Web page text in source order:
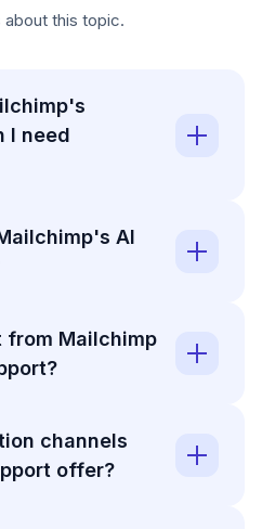
this topic.
I need
AI
from Mailchimp
channels
offer?